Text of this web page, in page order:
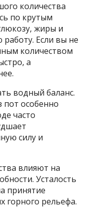
количества
по крутым
жиры и
Если вы не
количеством
а
водный баланс.
пот особенно
часто
силу и
влияют на
Усталость
принятие
горного рельефа.